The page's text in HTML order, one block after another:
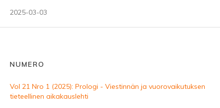
2025-03-03
NUMERO
Vol 21 Nro 1 (2025): Prologi - Viestinnän ja vuorovaikutuksen
tieteellinen aikakauslehti